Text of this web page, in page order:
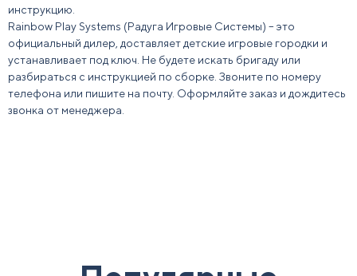
инструкцию.
Rainbow Play Systems (Радуга Игровые Системы) – это
официальный дилер, доставляет детские игровые городки и
устанавливает под ключ. Не будете искать бригаду или
разбираться с инструкцией по сборке. Звоните по номеру
телефона или пишите на почту. Оформляйте заказ и дождитесь
звонка от менеджера.